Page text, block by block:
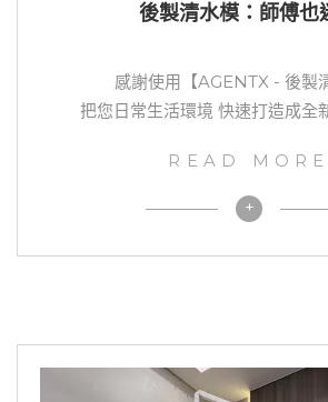
後製清水模：師傅也
感謝使用【AGENTX - 後製
把您日常生活環境 快速打造成全
READ MORE
+